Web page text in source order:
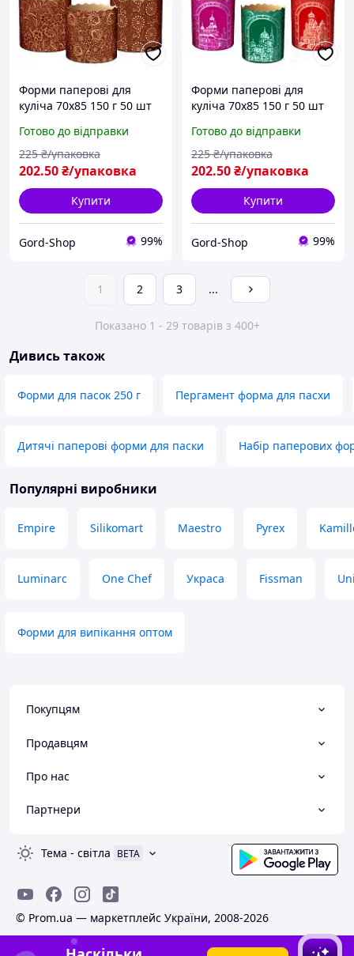
Форми паперові для
куліча 70х85 150 г 50 шт
великодні для
Великодньої випічки
пасхи та пасок
Готово до відправки
202.50₴/упаковка
225 ₴/упаковка
Купити
Gord-Shop 99%
Форми паперові для
куліча 70х85 150 г 50 шт
великодні для
Великодньої випічки
пасхи та пасок
Готово до відправки
202.50₴/упаковка
225 ₴/упаковка
Купити
Gord-Shop 99%
1 2 3 ...
Показано 1 - 29 товарів з 400+
Дивись також
Форми для пасок 250 г Пергамент форма для пасхи
Дитячі паперові форми для паски Набір паперових
Популярні виробники
Empire Silikomart Maestro Pyrex
Luminarc One Chef Украса Fissman
Форми для випікання оптом
Покупцям
Продавцям
Про нас
Партнери
Тема - світла BETA
© Prom.ua — маркетплейс України, 2008-2026